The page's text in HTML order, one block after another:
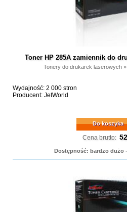
Toner HP 285A zamiennik do
Tonery do drukarek laserowych»
Wydajność: 2 000 stron
Producent: JetWorld
Do koszyka
Cena brutto:
Dostępność: bardzo dużo